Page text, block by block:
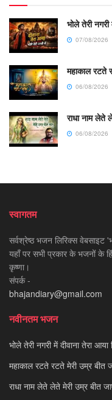
भोले तेरी नगरी
07/08/2026
महाकाल रटते
06/08/2026
राधा नाम लेते
06/08/2026
स्वागतम
सर्वश्रेष्ठ भजन लिरिक्स
यहाँ पर सभी प्रकार के भजनों के
कृष्णा।
संपर्क -
bhajandiary@gmail.com
नवीनतम भजन
भोले तेरी नगरी में दीवाना तेरा आया
महाकाल रटते रटते मेरी उम्र बीत
राधा नाम लेते लेते मेरी उम्र बीत